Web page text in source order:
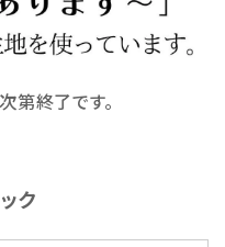
第終了です。
ク